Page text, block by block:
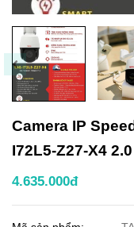
Camera IP
I72L5-Z27-X4
4.635.000đ